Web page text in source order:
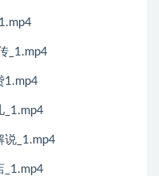
_1.mp4
1.mp4
_1.mp4
说_1.mp4
_1.mp4